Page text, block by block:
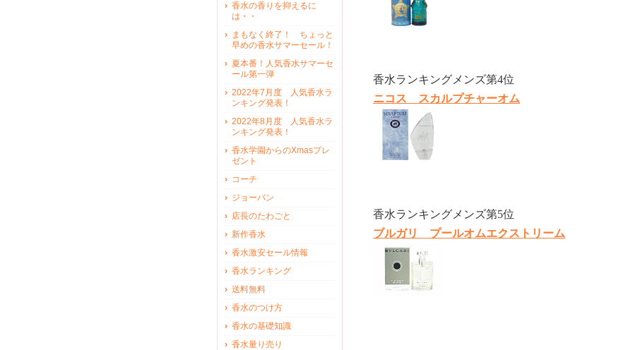
香水ランキングメンズ第4位
ニコス スカルプチャーオム
香水ランキングメンズ第5位
ブルガリ プールオムエクストリーム
香水の香りを抑えるに
は・・
まもなく終了！ ちょっと
早めの香水サマーセール！
夏本番！人気香水サマーセ
ール第一弾
2022年7月度 人気香水ラ
ンキング発表！
2022年8月度 人気香水ラ
ンキング発表！
香水学園からのXmasプレ
ゼント
コーチ
ジョーバン
店長のたわごと
新作香水
香水激安セール情報
香水ランキング
送料無料
香水のつけ方
香水の基礎知識
香水量り売り